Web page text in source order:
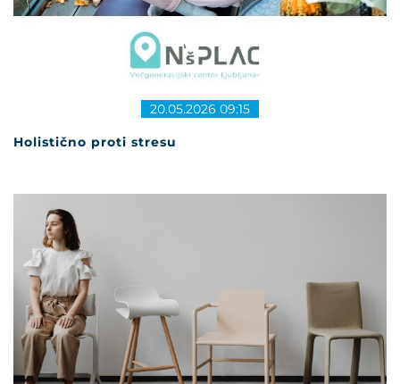
Holistično proti stresu
20.05.2026 09:15